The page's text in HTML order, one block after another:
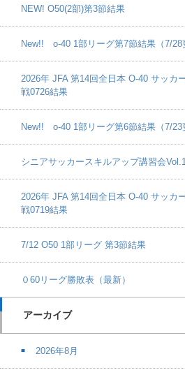
NEW! O50(2部)第3節結果
New!! o-40 1部リーグ第7節結果（7/28
2026年 JFA 第14回全日本 O-40 サッカ
戦0726結果
New!! o-40 1部リーグ第6節結果（7/23
シニアサッカースキルアップ講習会Vol.1
2026年 JFA 第14回全日本 O-40 サッカ
戦0719結果
7/12 O50 1部リーグ 第3節結果
０60リーグ勝敗表（最新）
アーカイブ
2026年8月